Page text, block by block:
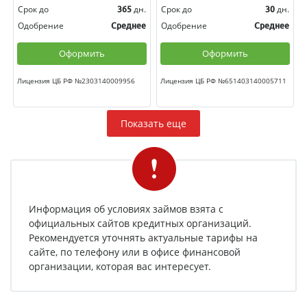
Срок до
365 дн.
Одобрение
Среднее
Оформить
Лицензия ЦБ РФ №2303140009956
Срок до
30 дн.
Одобрение
Среднее
Оформить
Лицензия ЦБ РФ №651403140005711
Показать еще
Информация об условиях займов взята с
официальных сайтов кредитных организаций.
Рекомендуется уточнять актуальные тарифы на
сайте, по телефону или в офисе финансовой
организации, которая вас интересует.